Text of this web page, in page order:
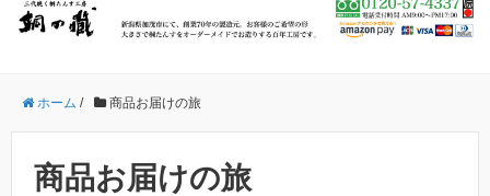
ホーム / 商品お届けの旅
商品お届けの旅